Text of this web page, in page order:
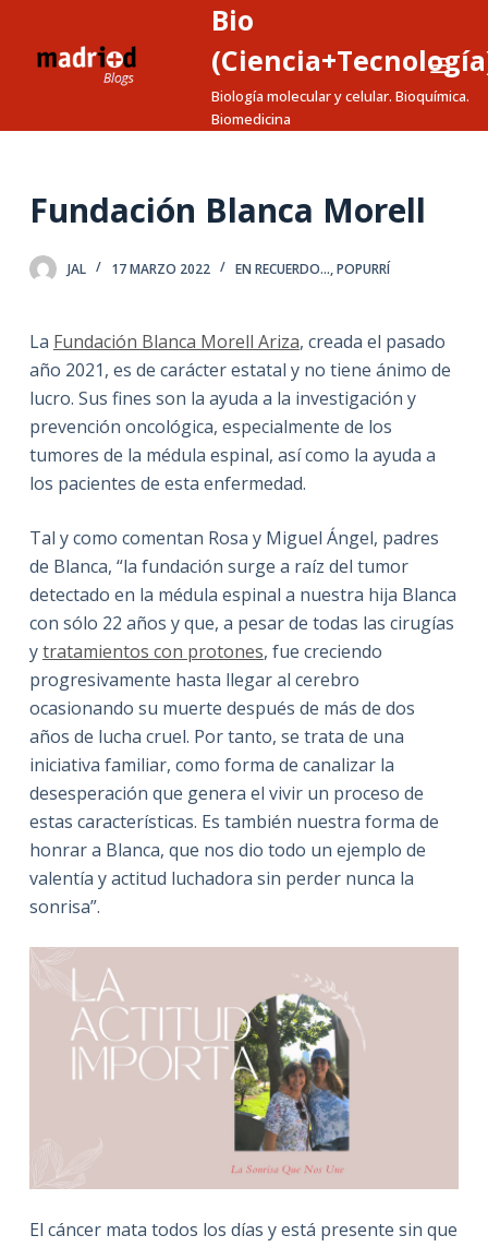
a
o
n
d
o
Bio
Biología molecular y celular. Bioquímica.
Biomedicina
Fundación Blanca Morell
JAL 17 MARZO 2022 EN RECUERDO...,POPURRÍ
La Fundación Blanca Morell Ariza, creada el pasado
año 2021, es de carácter estatal y no tiene ánimo de
lucro. Sus fines son la ayuda a la investigación y
prevención oncológica, especialmente de los
tumores de la médula espinal, así como la ayuda a
los pacientes de esta enfermedad.
Tal y como comentan Rosa y Miguel Ángel, padres
de Blanca, “la fundación surge a raíz del tumor
detectado en la médula espinal a nuestra hija Blanca
con sólo 22 años y que, a pesar de todas las cirugías
ytratamientos con protones, fue creciendo
progresivamente hasta llegar al cerebro
ocasionando su muerte después de más de dos
años de lucha cruel. Por tanto, se trata de una
iniciativa familiar, como forma de canalizar la
desesperación que genera el vivir un proceso de
estas características. Es también nuestra forma de
honrar a Blanca, que nos dio todo un ejemplo de
valentía y actitud luchadora sin perder nunca la
sonrisa”.
El cáncer mata todos los días y está presente sin que